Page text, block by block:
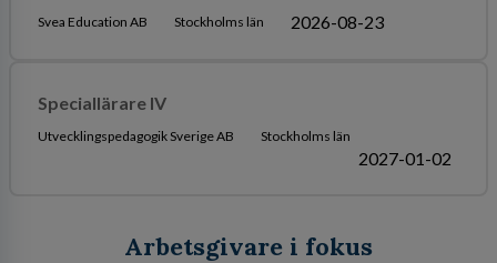
Svea Education AB Stockholms län 2026-08-23
Speciallärare IV
Utvecklingspedagogik Sverige AB Stockholms län
2027-01-02
Arbetsgivare i fokus